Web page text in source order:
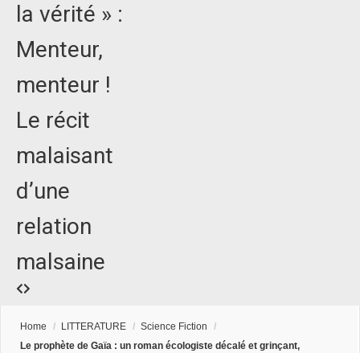
la vérité » :
Menteur,
menteur !
Le récit
malaisant
d’une
relation
malsaine
Home / LITTERATURE / Science Fiction
/
Le prophète de Gaïa : un roman écologiste décalé et grinçant,